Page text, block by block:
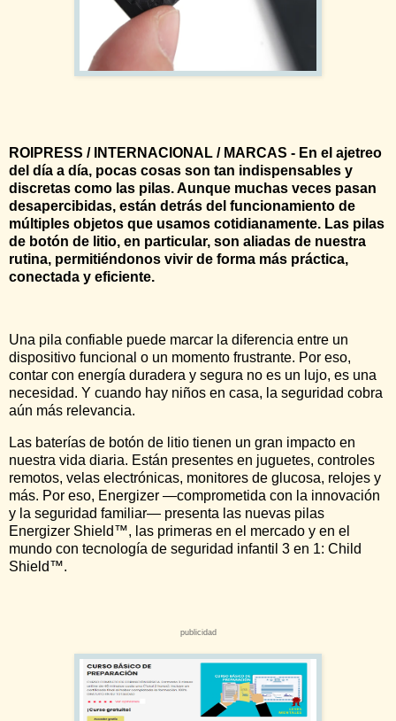
ROIPRESS / INTERNACIONAL / MARCAS - En el ajetreo
del día a día, pocas cosas son tan indispensables y
discretas como las pilas. Aunque muchas veces pasan
desapercibidas, están detrás del funcionamiento de
múltiples objetos que usamos cotidianamente. Las pilas
de botón de litio, en particular, son aliadas de nuestra
rutina, permitiéndonos vivir de forma más práctica,
conectada y eficiente.
Una pila confiable puede marcar la diferencia entre un
dispositivo funcional o un momento frustrante. Por eso,
contar con energía duradera y segura no es un lujo, es una
necesidad. Y cuando hay niños en casa, la seguridad cobra
aún más relevancia.
Las baterías de botón de litio tienen un gran impacto en
nuestra vida diaria. Están presentes en juguetes, controles
remotos, velas electrónicas, monitores de glucosa, relojes y
más. Por eso, Energizer —comprometida con la innovación
y la seguridad familiar— presenta las nuevas pilas
Energizer Shield™, las primeras en el mercado y en el
mundo con tecnología de seguridad infantil 3 en 1: Child
Shield™.
publicidad